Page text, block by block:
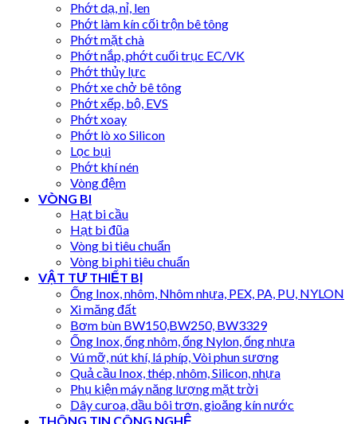
Phớt dạ, nỉ, len
Phớt làm kín cối trộn bê tông
Phớt mặt chà
Phớt nắp, phớt cuối trục EC/VK
Phớt thủy lực
Phớt xe chở bê tông
Phớt xếp, bộ, EVS
Phớt xoay
Phớt lò xo Silicon
Lọc bụi
Phớt khí nén
Vòng đệm
VÒNG BI
Hạt bi cầu
Hạt bi đũa
Vòng bi tiêu chuẩn
Vòng bi phi tiêu chuẩn
VẬT TƯ THIẾT BỊ
Ống Inox, nhôm, Nhôm nhựa, PEX, PA, PU, NYLON
Xi măng đất
Bơm bùn BW150,BW250, BW3329
Ống Inox, ống nhôm, ống Nylon, ống nhựa
Vú mỡ, nút khí, lá phíp, Vòi phun sương
Quả cầu Inox, thép, nhôm, Silicon, nhựa
Phụ kiện máy năng lượng mặt trời
Dây curoa, dầu bôi trơn, gioăng kín nước
THÔNG TIN CÔNG NGHỆ